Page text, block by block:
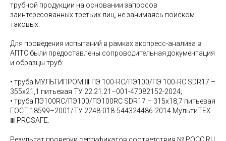
трубной продукции на основании запросов
заинтересованных третьих лиц, не занимаясь поиском
таковых.
Для проведения испытаний в рамках экспресс-анализа в
АПТС были предоставлены сопроводительная документация
и образцы труб:
• труба МУЛЬТИПРОМ Ⅲ ПЭ 100-RC/ПЭ100/ПЭ 100-RC SDR17 –
355х21,1 питьевая ТУ 22.21.21–001-47082152-2024;
• труба ПЭ100RC/ПЭ100/ПЭ100RC SDR17 – 315х18,7 питьевая
ГОСТ 18599–2001/ТУ 2248-018-544324486-2014 МультиТЕХ
Ⅲ PROSAFE.